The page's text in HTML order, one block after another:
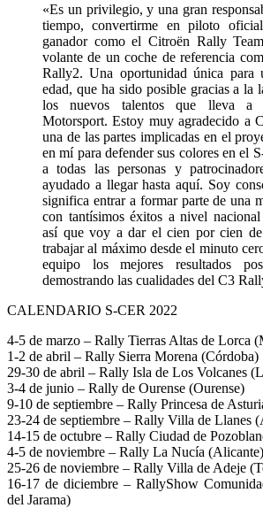
«Es un privilegio, y una gran
tiempo, convertirme en piloto
ganador como el Citroën Rally
volante de un coche de referencia
Rally2. Una oportunidad única
edad, que ha sido posible gracias a la
los nuevos talentos que lleva a
Motorsport. Estoy muy agradecido a
una de las partes implicadas en el
en mí para defender sus colores en el
a todas las personas y
ayudado a llegar hasta aquí. Soy
significa entrar a formar parte de una
con tantísimos éxitos a nivel
así que voy a dar el cien por cien
trabajar al máximo desde el minuto
equipo los mejores resultados
demostrando las cualidades del C3
CALENDARIO S-CER 2022
4-5 de marzo – Rally Tierras Altas de Lorca
1-2 de abril – Rally Sierra Morena (Córdoba)
29-30 de abril – Rally Isla de Los Volcanes
3-4 de junio – Rally de Ourense (Ourense)
9-10 de septiembre – Rally Princesa de
23-24 de septiembre – Rally Villa de Llanes
14-15 de octubre – Rally Ciudad de
4-5 de noviembre – Rally La Nucía (Alicante)
25-26 de noviembre – Rally Villa de Adeje
16-17 de diciembre – RallyShow
del Jarama)